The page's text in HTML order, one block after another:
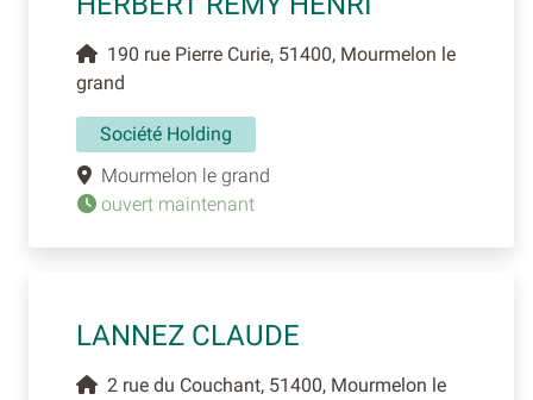
190 rue Pierre Curie, 51400, Mourmelon le
grand
Société Holding
Mourmelon le grand
ouvert maintenant
LANNEZ CLAUDE
2 rue du Couchant, 51400, Mourmelon le